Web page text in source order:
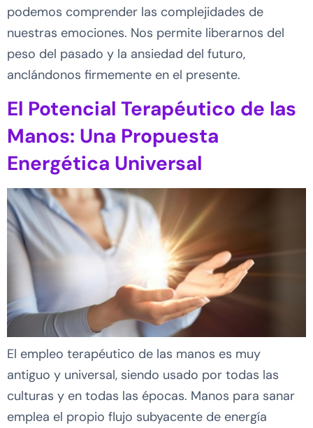
podemos comprender las complejidades de
nuestras emociones. Nos permite liberarnos del
peso del pasado y la ansiedad del futuro,
anclándonos firmemente en el presente.
El Potencial Terapéutico de las
Manos: Una Propuesta
Energética Universal
El empleo terapéutico de las manos es muy
antiguo y universal, siendo usado por todas las
culturas y en todas las épocas. Manos para sanar
emplea el propio flujo subyacente de energía